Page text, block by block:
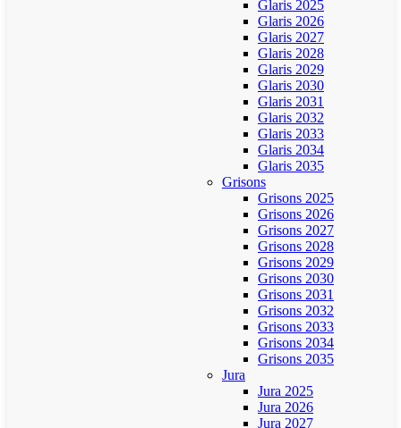
Glaris 2025
Glaris 2026
Glaris 2027
Glaris 2028
Glaris 2029
Glaris 2030
Glaris 2031
Glaris 2032
Glaris 2033
Glaris 2034
Glaris 2035
Grisons
Grisons 2025
Grisons 2026
Grisons 2027
Grisons 2028
Grisons 2029
Grisons 2030
Grisons 2031
Grisons 2032
Grisons 2033
Grisons 2034
Grisons 2035
Jura
Jura 2025
Jura 2026
Jura 2027